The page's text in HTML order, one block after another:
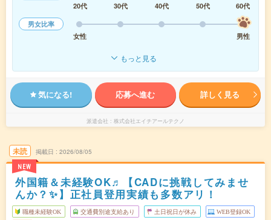
20代
30代 40代 50代
60代
男女比率
女性
男性
もっと見る
気になる! 応募へ進む 詳しく見る
派遣会社 株式会社エイチアールテクノ
未読
NEW
掲載日 2026/08/05
外国籍＆未経験OK♬【CADに挑戦してみませ
んか？✨】正社員登用実績も多数アリ！
職種未経験OK 交通費別途支給あり 土日祝日が休み WEB登録OK